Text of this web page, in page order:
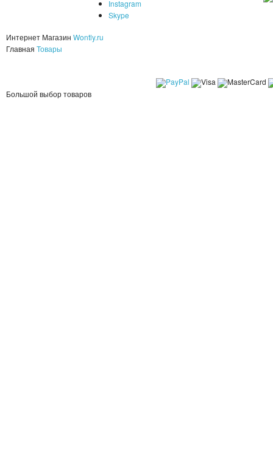
Instagram
Skype
Интернет Магазин Wontly.ru
Главная Товары
Большой выбор товаров